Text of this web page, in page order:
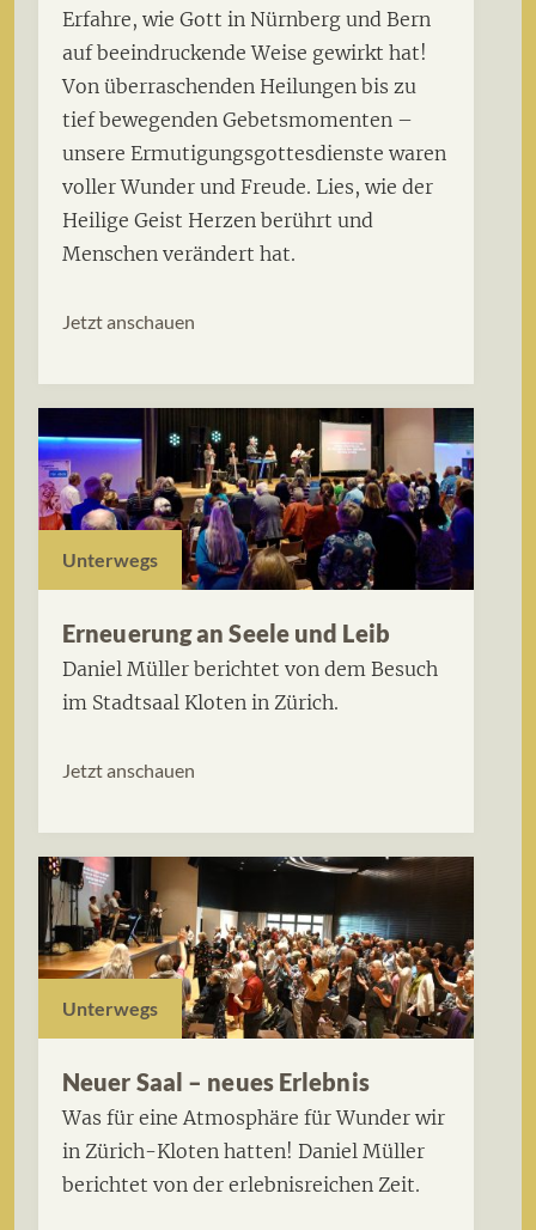
Erfahre, wie Gott in Nürnberg und Bern
auf beeindruckende Weise gewirkt hat!
Von überraschenden Heilungen bis zu
tief bewegenden Gebetsmomenten –
unsere Ermutigungsgottesdienste waren
voller Wunder und Freude. Lies, wie der
Heilige Geist Herzen berührt und
Menschen verändert hat.
Jetzt anschauen
Unterwegs
Erneuerung an Seele und Leib
Daniel Müller berichtet von dem Besuch
im Stadtsaal Kloten in Zürich.
Jetzt anschauen
Unterwegs
Neuer Saal – neues Erlebnis
Was für eine Atmosphäre für Wunder wir
in Zürich-Kloten hatten! Daniel Müller
berichtet von der erlebnisreichen Zeit.